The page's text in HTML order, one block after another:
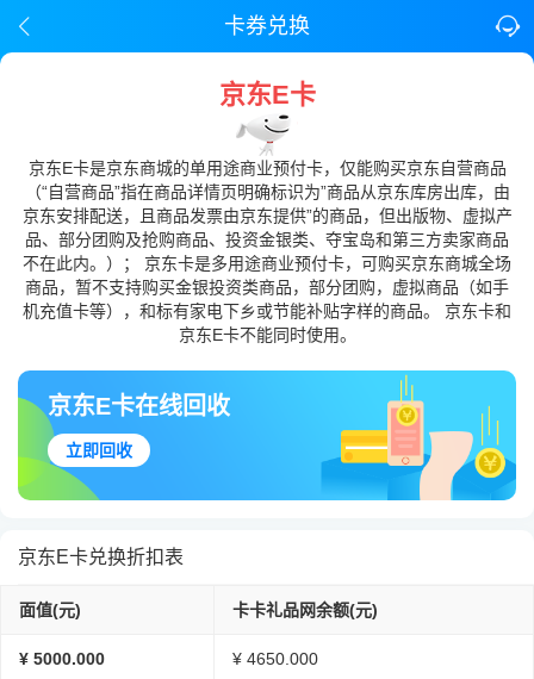
卡券兑换
京东E卡
京东E卡是京东商城的单用途商业预付卡，仅能购买京东自营商品
（“自营商品”指在商品详情页明确标识为”商品从京东库房出库，由
京东安排配送，且商品发票由京东提供”的商品，但出版物、虚拟产
品、部分团购及抢购商品、投资金银类、夺宝岛和第三方卖家商品
不在此内。）； 京东卡是多用途商业预付卡，可购买京东商城全场
商品，暂不支持购买金银投资类商品，部分团购，虚拟商品（如手
机充值卡等），和标有家电下乡或节能补贴字样的商品。 京东卡和
京东E卡不能同时使用。
京东E卡在线回收
立即回收
京东E卡兑换折扣表
面值(元) 卡卡礼品网余额(元)
¥ 5000.000 ¥ 4650.000